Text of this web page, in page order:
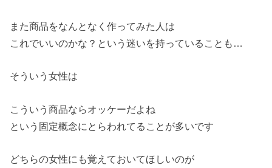
また商品をなんとなく作ってみた人は
これでいいのかな？という迷いを持っていることも…
そういう女性は
こういう商品ならオッケーだよね
という固定概念にとらわれてることが多いです
どちらの女性にも覚えておいてほしいのが